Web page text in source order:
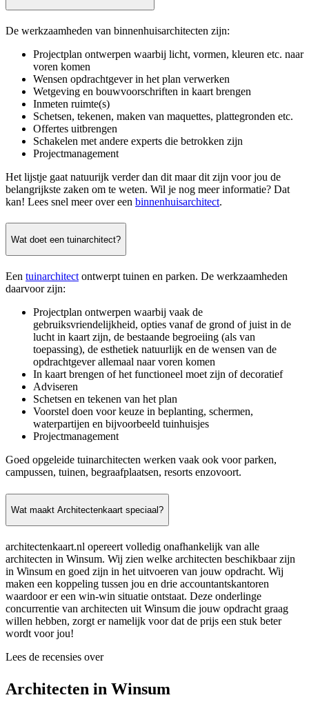
De werkzaamheden van binnenhuisarchitecten zijn:
Projectplan ontwerpen waarbij licht, vormen, kleuren etc. naar
voren komen
Wensen opdrachtgever in het plan verwerken
Wetgeving en bouwvoorschriften in kaart brengen
Inmeten ruimte(s)
Schetsen, tekenen, maken van maquettes, plattegronden etc.
Offertes uitbrengen
Schakelen met andere experts die betrokken zijn
Projectmanagement
Het lijstje gaat natuurijk verder dan dit maar dit zijn voor jou de
belangrijkste zaken om te weten. Wil je nog meer informatie? Dat
kan! Lees snel meer over een binnenhuisarchitect.
Wat doet een tuinarchitect?
Een tuinarchitect ontwerpt tuinen en parken. De werkzaamheden
daarvoor zijn:
Projectplan ontwerpen waarbij vaak de
gebruiksvriendelijkheid, opties vanaf de grond of juist in de
lucht in kaart zijn, de bestaande begroeiing (als van
toepassing), de esthetiek natuurlijk en de wensen van de
opdrachtgever allemaal naar voren komen
In kaart brengen of het functioneel moet zijn of decoratief
Adviseren
Schetsen en tekenen van het plan
Voorstel doen voor keuze in beplanting, schermen,
waterpartijen en bijvoorbeeld tuinhuisjes
Projectmanagement
Goed opgeleide tuinarchitecten werken vaak ook voor parken,
campussen, tuinen, begraafplaatsen, resorts enzovoort.
Wat maakt Architectenkaart speciaal?
architectenkaart.nl opereert volledig onafhankelijk van alle
architecten in Winsum. Wij zien welke architecten beschikbaar zijn
in Winsum en goed zijn in het uitvoeren van jouw opdracht. Wij
maken een koppeling tussen jou en drie accountantskantoren
waardoor er een win-win situatie ontstaat. Deze onderlinge
concurrentie van architecten uit Winsum die jouw opdracht graag
willen hebben, zorgt er namelijk voor dat de prijs een stuk beter
wordt voor jou!
Lees de recensies over
Architecten in Winsum